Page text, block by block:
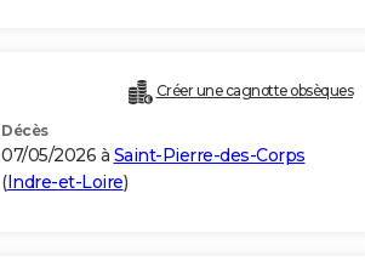
Créer une cagnotte obsèques
Décès
07/05/2026 à Saint-Pierre-des-Corps
(Indre-et-Loire)